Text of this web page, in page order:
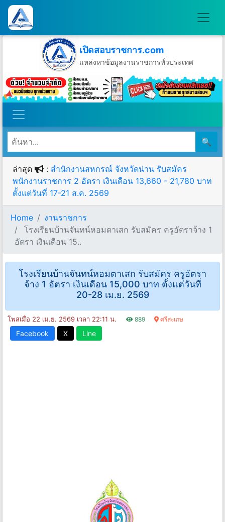
เปิดสอบราชการ.com
แหล่งหาข้อมูลงานราชการทั่วประเทศ
วันเสาร์ที่ 8 เดือนสิงหาคม พ.ศ.2569
🔍
ล่าสุด : สำนักงานสหกรณ์ จังหวัดน่าน รับสมัคร
พนักงานราชการ 2 อัตรา เงินเดือน 13,660 - 21,780 บาท
ตั้งแต่วันที่ 17-21 ส.ค. 2569
Home
งานราชการ
โรงเรียนบ้านจันทน์หอมตาเสก รับสมัคร ครูอัตราจ้าง 1
อัตรา เงินเดือน 15..
โรงเรียนบ้านจันทน์หอมตาเสก รับสมัคร ครูอัตรา
จ้าง 1 อัตรา เงินเดือน 15,000 บาท ตั้งแต่วันที่
20-28 เม.ย. 2569
โพสเมื่อ 22 เม.ย. 2569 เวลา 22:11 น. 889 ศรีสะเกษ
Facebook X Line